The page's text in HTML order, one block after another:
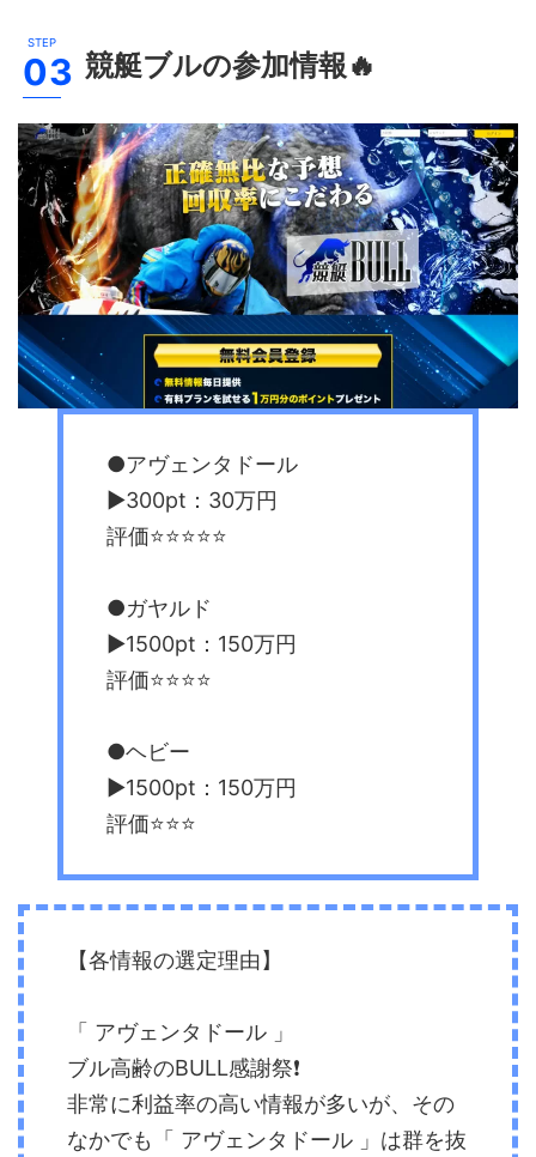
競艇ブルの参加情報🔥
●アヴェンタドール
▶︎300pt：30万円
評価⭐️⭐️⭐️⭐️⭐️
●ガヤルド
▶︎1500pt：150万円
評価⭐️⭐️⭐️⭐️
●ヘビー
▶︎1500pt：150万円
評価⭐️⭐️⭐️
【各情報の選定理由】
「 アヴェンタドール 」
ブル高齢のBULL感謝祭❗️
非常に利益率の高い情報が多いが、その
なかでも「 アヴェンタドール 」は群を抜